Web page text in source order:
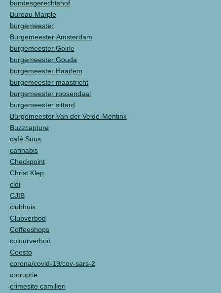
bundesgerechtshof
Bureau Marple
burgemeester
Burgemeester Amsterdam
burgemeester Goirle
burgemeester Gouda
burgemeester Haarlem
burgemeester maastricht
burgemeester roosendaal
burgemeester sittard
Burgemeester Van der Velde-Mentink
Buzzcapture
café Suus
cannabis
Checkpoint
Christ Klep
cidi
CJIB
clubhuis
Clubverbod
Coffeeshops
colourverbod
Coosto
corona/covid-19/cov-sars-2
corruptie
crimesite camilleri